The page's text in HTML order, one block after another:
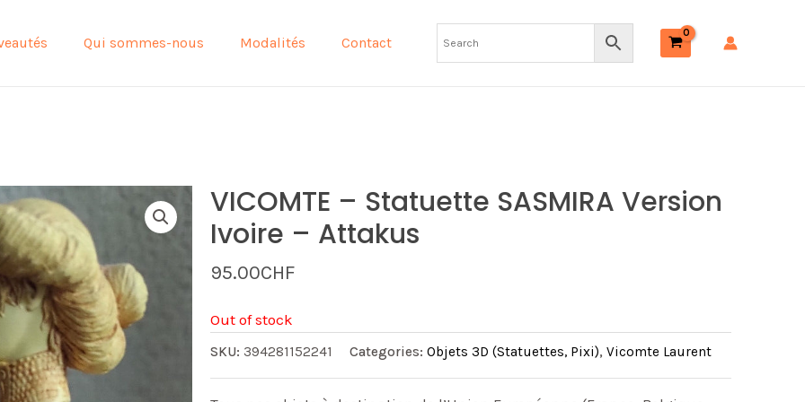
Qui sommes-nous Modalités Contact
VICOMTE – Statuette SASMIRA Version
Ivoire – Attakus
95.00CHF
Out of stock
SKU: 394281152241 Categories: Objets 3D (Statuettes, Pixi), Vicomte Laurent